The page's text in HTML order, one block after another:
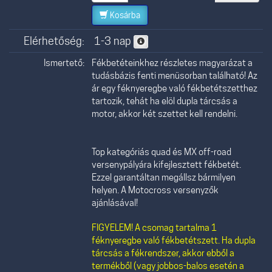
Kosárba
Elérhetőség: 1-3 nap
Ismertető:
Fékbetéteinkhez részletes magyarázat a
tudásbázis fenti menüsorban található! Az
ár egy féknyeregbe való fékbetétszetthez
tartozik, tehát ha elöl dupla tárcsás a
motor, akkor két szettet kell rendelni.
Top kategóriás quad és MX off-road
versenypályára kifejlesztett fékbetét.
Ezzel garantáltan megállsz bármilyen
helyen. A Motocross versenyzők
ajánlásával!
FIGYELEM! A csomag tartalma 1
féknyeregbe való fékbetétszett. Ha dupla
tárcsás a fékrendszer, akkor ebből a
termékből (vagy jobbos-balos esetén a